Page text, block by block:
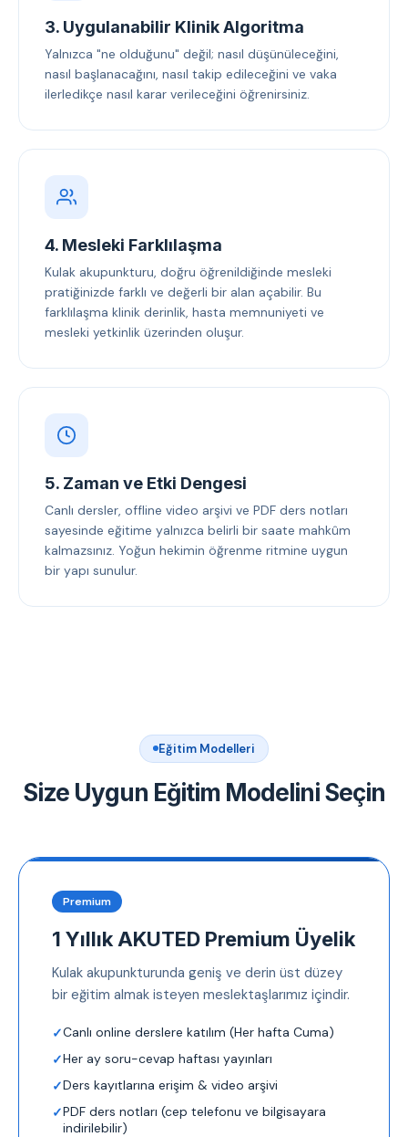
3. Uygulanabilir Klinik Algoritma
Yalnızca "ne olduğunu" değil; nasıl düşünüleceğini,
nasıl başlanacağını, nasıl takip edileceğini ve vaka
ilerledikçe nasıl karar verileceğini öğrenirsiniz.
4. Mesleki Farklılaşma
Kulak akupunkturu, doğru öğrenildiğinde mesleki
pratiğinizde farklı ve değerli bir alan açabilir. Bu
farklılaşma klinik derinlik, hasta memnuniyeti ve
mesleki yetkinlik üzerinden oluşur.
5. Zaman ve Etki Dengesi
Canlı dersler, offline video arşivi ve PDF ders notları
sayesinde eğitime yalnızca belirli bir saate mahkûm
kalmazsınız. Yoğun hekimin öğrenme ritmine uygun
bir yapı sunulur.
Eğitim Modelleri
Size Uygun Eğitim Modelini Seçin
Premium
1 Yıllık AKUTED Premium Üyelik
Kulak akupunkturunda geniş ve derin üst düzey
bir eğitim almak isteyen meslektaşlarımız içindir.
Canlı online derslere katılım (Her hafta Cuma)
Her ay soru-cevap haftası yayınları
Ders kayıtlarına erişim & video arşivi
PDF ders notları (cep telefonu ve bilgisayara
indirilebilir)